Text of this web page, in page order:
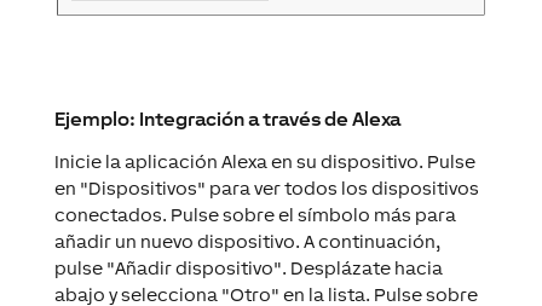
Ejemplo: Integración a través de Alexa
Inicie la aplicación Alexa en su dispositivo. Pulse
en "Dispositivos" para ver todos los dispositivos
conectados. Pulse sobre el símbolo más para
añadir un nuevo dispositivo. A continuación,
pulse "Añadir dispositivo". Desplázate hacia
abajo y selecciona "Otro" en la lista. Pulse sobre